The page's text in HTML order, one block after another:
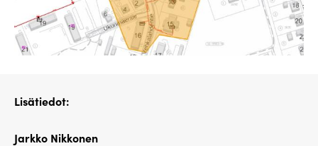
Lisätiedot:
Jarkko Nikkonen